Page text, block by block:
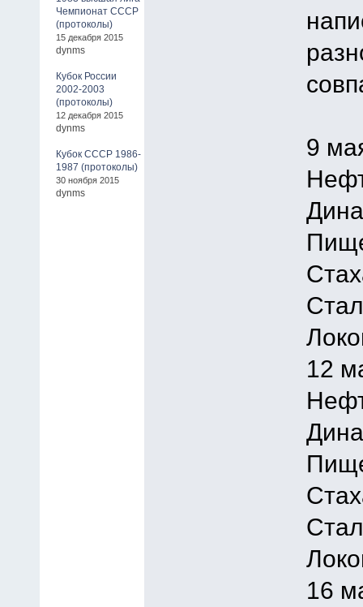
Чемпионат СССР
(протоколы)
15 декабря 2015
dynms
Кубок России
2002-2003
(протоколы)
12 декабря 2015
dynms
Кубок СССР 1986-
1987 (протоколы)
30 ноября 2015
dynms
9
12
16